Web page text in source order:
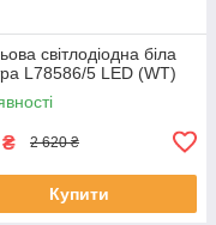
світлодіодна біла
L78586/5 LED (WT)
₴ 2 620 ₴
Купити